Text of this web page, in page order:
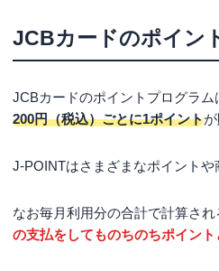
よく利用するポイントやマ
キャッシュバックやギフト
JCBカードのポイント
ポイントモールを利用する
家族カードを活用する
JCBカードのポイン
JCBカードのポイントプログラム
200円（税込）ごとに1ポイント
J-POINTはさまざまなポイントや
なお毎月利用分の合計で計算され
の支払をしてものちのちポイン